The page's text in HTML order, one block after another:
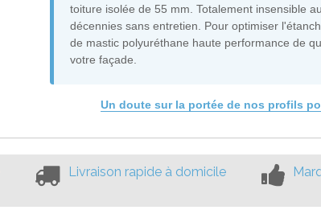
toiture isolée de 55 mm. Totalement insensible
décennies sans entretien. Pour optimiser
de mastic polyuréthane haute performance de
votre façade.
Un doute sur la portée de nos profils
Livraison rapide à domicile